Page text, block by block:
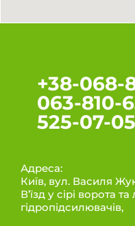
+38-068-
063-810-
525-07-05
Адреса:
Київ, вул. Василя
В’їзд у сірі ворота
гідропідсилювачів,